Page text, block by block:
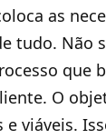
as
tudo. Não
que
O
e viáveis.